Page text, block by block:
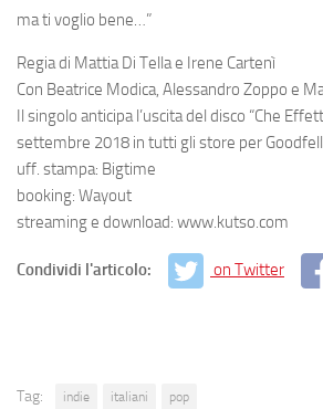
ma ti voglio bene…”
Regia di Mattia Di Tella e Irene Cartenì
Con Beatrice Modica, Alessandro Zoppo e
Il singolo anticipa l’uscita del disco “Che
settembre 2018 in tutti gli store per
uff. stampa: Bigtime
booking: Wayout
streaming e download: www.kutso.com
Condividi l'articolo: on Twitter
Tag: indie italiani pop